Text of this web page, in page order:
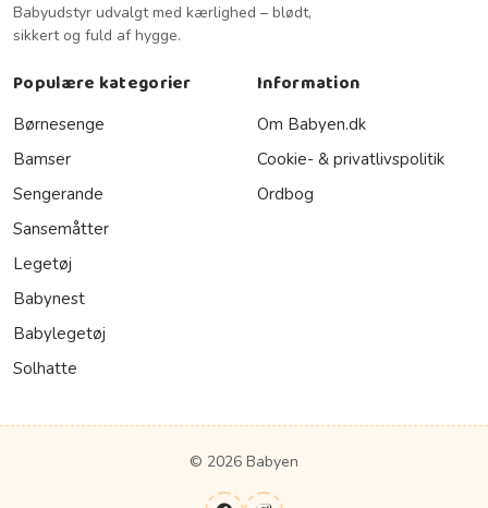
Babyudstyr udvalgt med kærlighed – blødt,
sikkert og fuld af hygge.
Populære kategorier
Børnesenge
Bamser
Sengerande
Sansemåtter
Legetøj
Babynest
Babylegetøj
Solhatte
Information
Om Babyen.dk
Cookie- & privatlivspolitik
Ordbog
© 2026 Babyen